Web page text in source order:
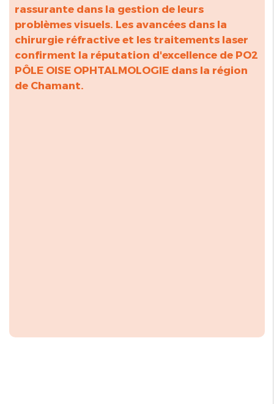
rassurante dans la gestion de leurs
problèmes visuels. Les avancées dans la
chirurgie réfractive et les traitements laser
confirment la réputation d'excellence de PO2
PÔLE OISE OPHTALMOLOGIE dans la région
de Chamant.